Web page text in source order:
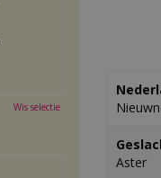
Aster
Wis selectie